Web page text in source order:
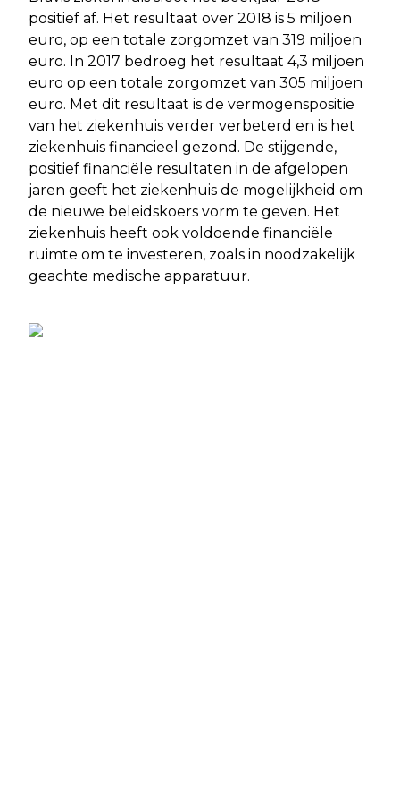
positief af. Het resultaat over 2018 is 5 miljoen
euro, op een totale zorgomzet van 319 miljoen
euro. In 2017 bedroeg het resultaat 4,3 miljoen
euro op een totale zorgomzet van 305 miljoen
euro. Met dit resultaat is de vermogenspositie
van het ziekenhuis verder verbeterd en is het
ziekenhuis financieel gezond. De stijgende,
positief financiële resultaten in de afgelopen
jaren geeft het ziekenhuis de mogelijkheid om
de nieuwe beleidskoers vorm te geven. Het
ziekenhuis heeft ook voldoende financiële
ruimte om te investeren, zoals in noodzakelijk
geachte medische apparatuur.